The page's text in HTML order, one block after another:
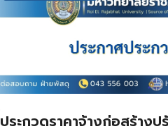
ประกวดราคาจ้างก่อสร้าง